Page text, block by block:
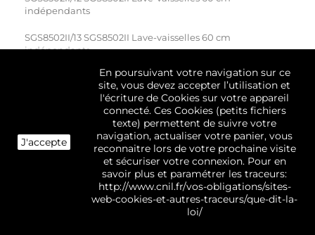
indépendants
SGS8502II/13 SGS8502II Lave-vaisselles 60 cm
indépendants
SGU4550/12 SGU4550 Lave-vaiss. 60 cm enc./sous plan
SGU4550/13 SGU4550 Lave-vaiss. 60 cm enc./sous plan
SGU4552/12 SGU4552 Lave-vaiss. 60 cm enc./sous plan trav.
SGU4552/13 SGU4552 Lave-vaiss. 60 cm enc./sous plan trav.
SGU5302SK/07 SGU5302SK Lave-vaisselles 60 cm
J'accepte
En poursuivant votre navigation sur ce
site, vous devez accepter l’utilisation et
l'écriture de Cookies sur votre appareil
connecté. Ces Cookies (petits fichiers
texte) permettent de suivre votre
navigation, actualiser votre panier, vous
reconnaitre lors de votre prochaine visite
et sécuriser votre connexion. Pour en
savoir plus et paramétrer les traceurs:
http://www.cnil.fr/vos-obligations/sites-
web-cookies-et-autres-traceurs/que-dit-la-
loi/